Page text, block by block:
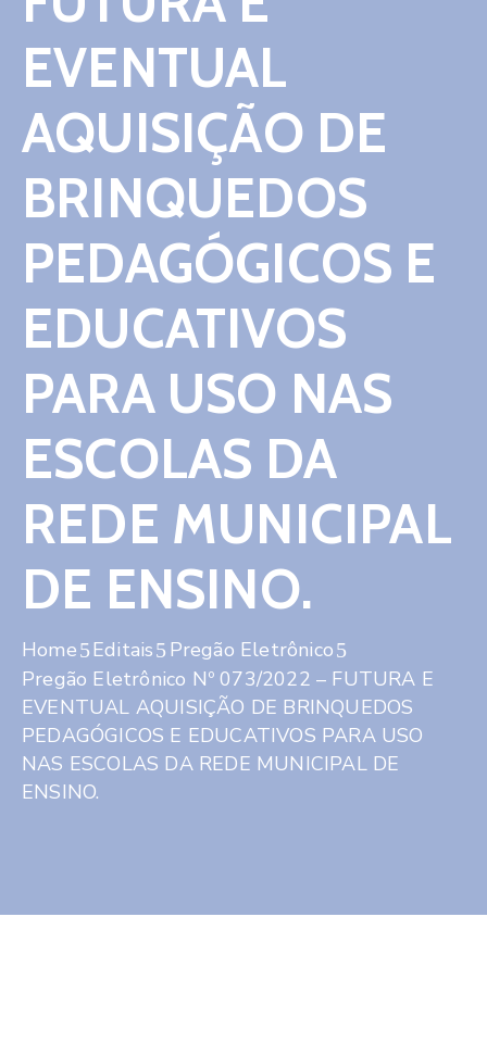
EVENTUAL
AQUISIÇÃO DE
BRINQUEDOS
PEDAGÓGICOS E
EDUCATIVOS
PARA USO NAS
ESCOLAS DA
REDE MUNICIPAL
DE ENSINO.
Home Editais
Pregão Eletrônico
Pregão Eletrônico Nº 073/2022 – FUTURA E
EVENTUAL AQUISIÇÃO DE BRINQUEDOS
PEDAGÓGICOS E EDUCATIVOS PARA USO
NAS ESCOLAS DA REDE MUNICIPAL DE
ENSINO.